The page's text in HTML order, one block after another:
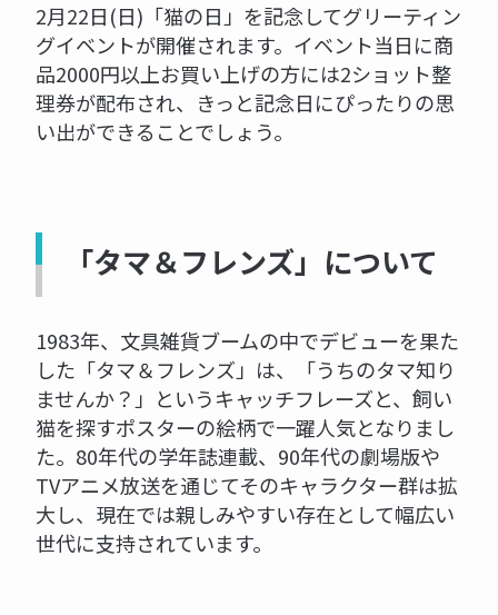
2月22日(日)「猫の日」を記念してグリーティン
グイベントが開催されます。イベント当日に商
品2000円以上お買い上げの方には2ショット整
理券が配布され、きっと記念日にぴったりの思
い出ができることでしょう。
「タマ＆フレンズ」について
1983年、文具雑貨ブームの中でデビューを果た
した「タマ＆フレンズ」は、「うちのタマ知り
ませんか？」というキャッチフレーズと、飼い
猫を探すポスターの絵柄で一躍人気となりまし
た。80年代の学年誌連載、90年代の劇場版や
TVアニメ放送を通じてそのキャラクター群は拡
大し、現在では親しみやすい存在として幅広い
世代に支持されています。